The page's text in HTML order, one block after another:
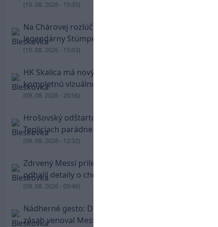
(10. 08. 2026 - 15:35)
Na Chárovej rozlúčke sa v Trenčíne predstaví aj
legendárny Stümpel
(10. 08. 2026 - 15:03)
HK Skalica má nový znak. Klub predstavil
kompletnú vizuálnu identitu
(09. 08. 2026 - 20:56)
Hrošovský odštartoval šialenú prestrelku! V
Tepliciach parádne skóroval už v prvej minúte
(09. 08. 2026 - 12:32)
Zdrvený Messi priletel do Argentíny, denník
odhalil detaily o chorobe jeho otca
(09. 08. 2026 - 09:46)
Nádherné gesto: De Paul po góle odhalil dres,
zásah venoval Messimu po strate otca